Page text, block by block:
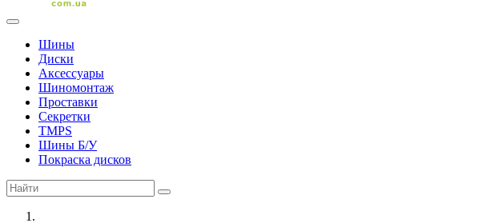
Шины
Диски
Аксессуары
Шиномонтаж
Проставки
Секретки
TMPS
Шины Б/У
Покраска дисков